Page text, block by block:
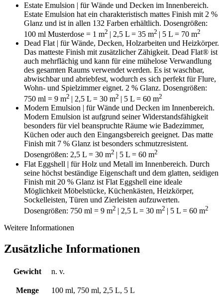
Estate Emulsion | für Wände und Decken im Innenbereich.
Estate Emulsion hat ein charakteristisch mattes Finish mit 2 %
Glanz und ist in allen 132 Farben erhältlich. Dosengrößen:
100 ml Musterdose = 1 m2 | 2,5 L = 35 m2 | 5 L = 70 m2
Dead Flat | für Wände, Decken, Holzarbeiten und Heizkörper.
Das matteste Finish mit zusätzlicher Zähigkeit. Dead Flat® ist
auch mehrflächig und kann für eine mühelose Verwandlung
des gesamten Raums verwendet werden. Es ist waschbar,
abwischbar und abriebfest, wodurch es sich perfekt für Flure,
Wohn- und Spielzimmer eignet. 2 % Glanz. Dosengrößen:
750 ml = 9 m2 | 2,5 L = 30 m2 | 5 L = 60 m2
Modern Emulsion | für Wände und Decken im Innenbereich.
Modern Emulsion ist aufgrund seiner Widerstandsfähigkeit
besonders für viel beanspruchte Räume wie Badezimmer,
Küchen oder auch den Eingangsbereich geeignet. Das matte
Finish mit 7 % Glanz ist besonders schmutzresistent.
Dosengrößen: 2,5 L = 30 m2 | 5 L = 60 m2
Flat Eggshell | für Holz und Metall im Innenbereich. Durch
seine höchst beständige Eigenschaft und dem glatten, seidigen
Finish mit 20 % Glanz ist Flat Eggshell eine ideale
Möglichkeit Möbelstücke, Küchenkästen, Heizkörper,
Sockelleisten, Türen und Zierleisten aufzuwerten.
Dosengrößen: 750 ml = 9 m2 | 2,5 L = 30 m2 | 5 L = 60 m2
Weitere Informationen
Zusätzliche Informationen
Gewicht n. v.
Menge 100 ml, 750 ml, 2,5 L, 5 L